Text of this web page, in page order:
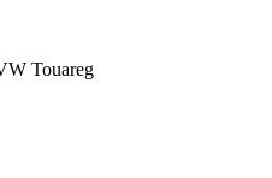
Touareg